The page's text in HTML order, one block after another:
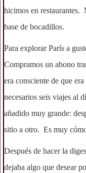
hicimos en restaurantes.
base de bocadillos.
Para explorar París a
Compramos un abono
era consciente de que
necesarios seis viajes al
añadido muy grande:
sitio a otro. Es muy
Después de hacer la
dejaba algo que desear